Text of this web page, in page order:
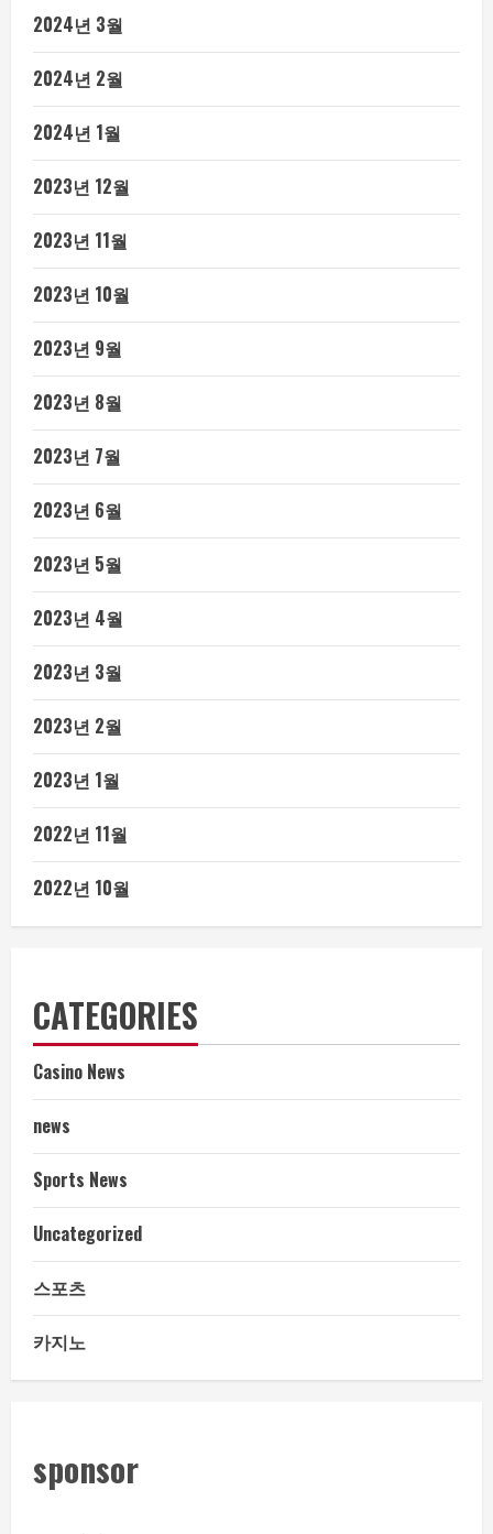
2024년 3월
2024년 2월
2024년 1월
2023년 12월
2023년 11월
2023년 10월
2023년 9월
2023년 8월
2023년 7월
2023년 6월
2023년 5월
2023년 4월
2023년 3월
2023년 2월
2023년 1월
2022년 11월
2022년 10월
CATEGORIES
Casino News
news
Sports News
Uncategorized
스포츠
카지노
sponsor